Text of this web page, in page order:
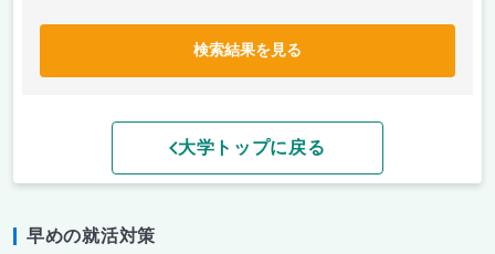
検索結果を見る
大学トップに戻る
早めの就活対策